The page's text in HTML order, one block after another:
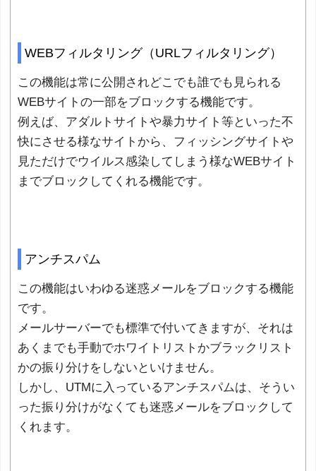
WEBフィルタリング（URLフィルタリング）
この機能は常に公開されどこでも誰でも見られる
WEBサイトの一部をブロックする機能です。
例えば、アダルトサイトや暴力サイト等といった不
快にさせる様なサイトから、フィッシングサイトや
見ただけでウイルス感染してしまう様なWEBサイト
までブロックしてくれる機能です。
アンチスパム
この機能はいわゆる迷惑メールをブロックする機能
です。
メールサーバーでも標準で付いてきますが、それは
あくまでも手動でホワイトリストかブラックリスト
かの振り分けをしないといけません。
しかし、UTMに入っているアンチスパムは、そうい
った振り分けがなくても迷惑メールをブロックして
くれます。